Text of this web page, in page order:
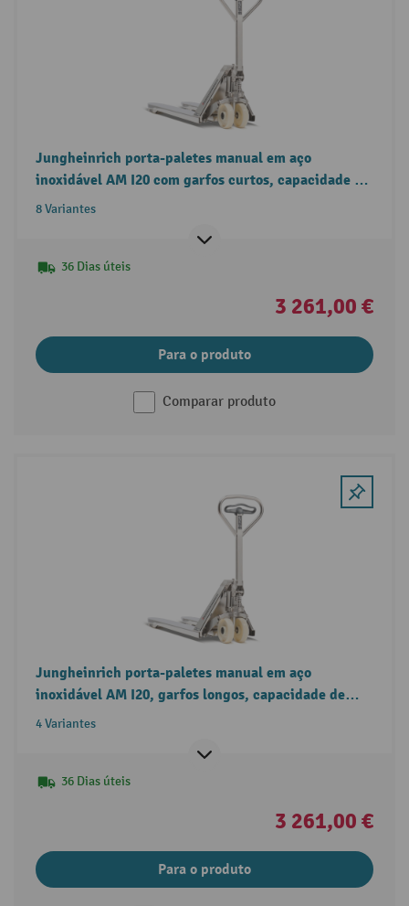
Jungheinrich porta-paletes manual em aço
inoxidável AM I20 com garfos curtos, capacidade de
carga de 2000 kg
8 Variantes
36 Dias úteis
3 261,00 €
Para o produto
Comparar produto
Jungheinrich porta-paletes manual em aço
inoxidável AM I20, garfos longos, capacidade de
carga de 2000 kg
4 Variantes
36 Dias úteis
3 261,00 €
Para o produto